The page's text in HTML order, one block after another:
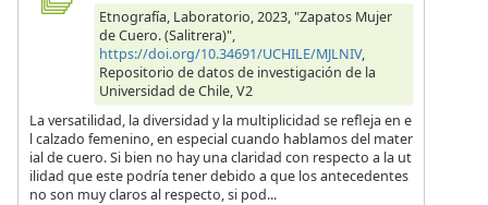
Etnografía, Laboratorio, 2023, "Zapatos Mujer
de Cuero. (Salitrera)",
https://doi.org/10.34691/UCHILE/MJLNIV,
Repositorio de datos de investigación de la
Universidad de Chile, V2
La versatilidad, la diversidad y la multiplicidad se refleja en e
l calzado femenino, en especial cuando hablamos del mater
ial de cuero. Si bien no hay una claridad con respecto a la ut
ilidad que este podría tener debido a que los antecedentes
no son muy claros al respecto, si pod...